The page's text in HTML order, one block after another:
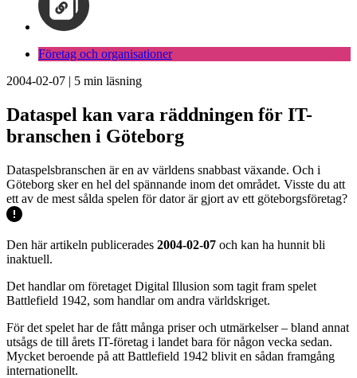
Företag och organisationer
2004-02-07 | 5 min läsning
Dataspel kan vara räddningen för IT-
branschen i Göteborg
Dataspelsbranschen är en av världens snabbast växande. Och i
Göteborg sker en hel del spännande inom det området. Visste du att
ett av de mest sålda spelen för dator är gjort av ett göteborgsföretag?
Den här artikeln publicerades 2004-02-07 och kan ha hunnit bli
inaktuell.
Det handlar om företaget Digital Illusion som tagit fram spelet
Battlefield 1942, som handlar om andra världskriget.
För det spelet har de fått många priser och utmärkelser – bland annat
utsågs de till årets IT-företag i landet bara för någon vecka sedan.
Mycket beroende på att Battlefield 1942 blivit en sådan framgång
internationellt.